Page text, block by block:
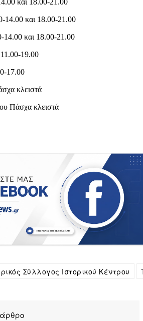
14.00 και 18.00-21.00
και 18.00-21.00
19.00
17.00
κλειστά
Πάσχα κλειστά
Σϋλλογος Ιστορικού Κέντρου